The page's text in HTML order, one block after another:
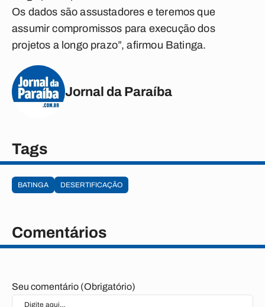
Os dados são assustadores e teremos que
assumir compromissos para execução dos
projetos a longo prazo”, afirmou Batinga.
Jornal da Paraíba
Tags
BATINGA DESERTIFICAÇÃO
Comentários
Seu comentário (Obrigatório)